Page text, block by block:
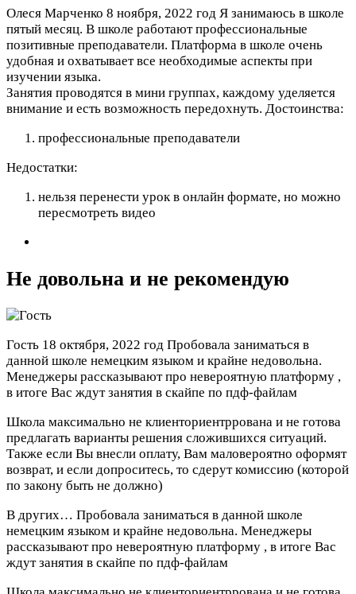
Олеся Марченко 8 ноября, 2022 год Я занимаюсь в школе
пятый месяц. В школе работают профессиональные
позитивные преподаватели. Платформа в школе очень
удобная и охватывает все необходимые аспекты при
изучении языка.
Занятия проводятся в мини группах, каждому уделяется
внимание и есть возможность передохнуть. Достоинства:
профессиональные преподаватели
Недостатки:
нельзя перенести урок в онлайн формате, но можно
пересмотреть видео
Не довольна и не рекомендую
Гость 18 октября, 2022 год Пробовала заниматься в
данной школе немецким языком и крайне недовольна.
Менеджеры рассказывают про невероятную платформу ,
в итоге Вас ждут занятия в скайпе по пдф-файлам
Школа максимально не клиенториентррована и не готова
предлагать варианты решения сложившихся ситуаций.
Также если Вы внесли оплату, Вам маловероятно оформят
возврат, и если допроситесь, то сдерут комиссию (которой
по закону быть не должно)
В других… Пробовала заниматься в данной школе
немецким языком и крайне недовольна. Менеджеры
рассказывают про невероятную платформу , в итоге Вас
ждут занятия в скайпе по пдф-файлам